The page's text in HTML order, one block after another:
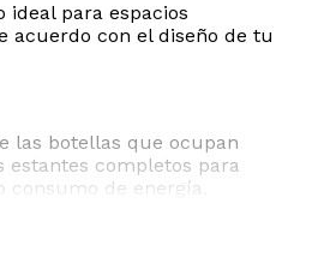
para espacios
con el diseño de tu
las botellas que ocupan
estantes completos para
de energía.